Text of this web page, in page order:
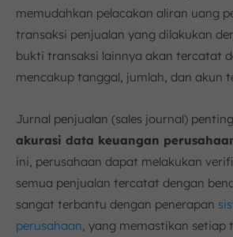
memudahkan pelacakan aliran uang
transaksi penjualan yang dilakukan
bukti transaksi lainnya akan tercatat
mencakup tanggal, jumlah, dan akun
Jurnal penjualan (sales journal)
akurasi data keuangan
ini, perusahaan dapat melakukan
semua penjualan tercatat dengan
sangat terbantu dengan penerapan
perusahaan, yang memastikan setiap